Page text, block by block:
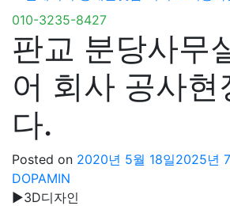
010-3235-8427
판교 분당사무
어 회사 공사현
다.
Posted on 2020년 5월 18일2025년
DOPAMIN
▶3D디자인